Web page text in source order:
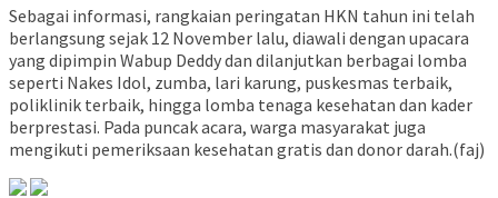
Sebagai informasi, rangkaian peringatan HKN tahun ini telah
berlangsung sejak 12 November lalu, diawali dengan upacara
yang dipimpin Wabup Deddy dan dilanjutkan berbagai lomba
seperti Nakes Idol, zumba, lari karung, puskesmas terbaik,
poliklinik terbaik, hingga lomba tenaga kesehatan dan kader
berprestasi. Pada puncak acara, warga masyarakat juga
mengikuti pemeriksaan kesehatan gratis dan donor darah.(faj)